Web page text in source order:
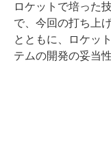
ロケットで培った
で、今回の打ち上
とともに、ロケッ
テムの開発の妥当